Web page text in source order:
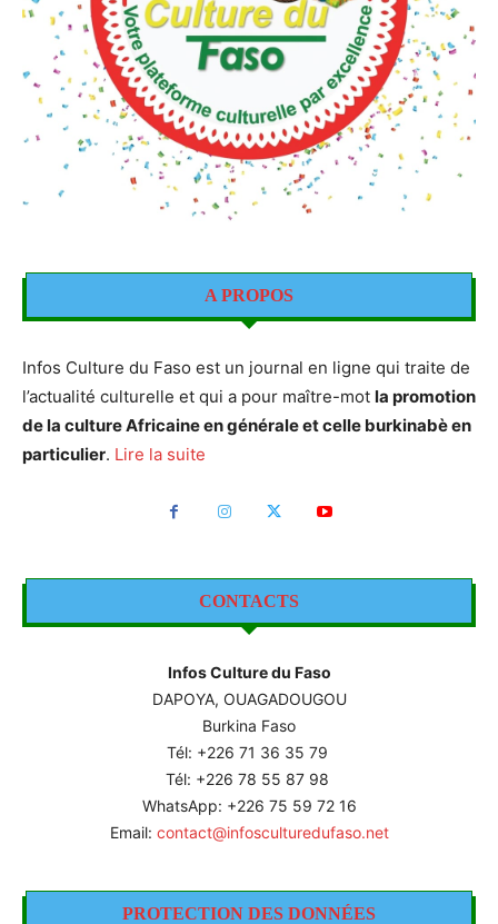
A PROPOS
Infos Culture du Faso est un journal en ligne qui traite de
l’actualité culturelle et qui a pour maître-mot la promotion
de la culture Africaine en générale et celle burkinabè en
particulier. Lire la suite
CONTACTS
Infos Culture du Faso
DAPOYA, OUAGADOUGOU
Burkina Faso
Tél: +226 71 36 35 79
Tél: +226 78 55 87 98
WhatsApp: +226 75 59 72 16
Email: contact@infosculturedufaso.net
PROTECTION DES DONNÉES